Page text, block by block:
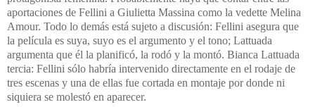
aportaciones de Fellini a Giulietta Massina como la vedette Melina
Amour. Todo lo demás está sujeto a discusión: Fellini asegura que
la película es suya, suyo es el argumento y el tono; Lattuada
argumenta que él la planificó, la rodó y la montó. Bianca Lattuada
tercia: Fellini sólo habría intervenido directamente en el rodaje de
tres escenas y una de ellas fue cortada en montaje por donde ni
siquiera se molestó en aparecer.